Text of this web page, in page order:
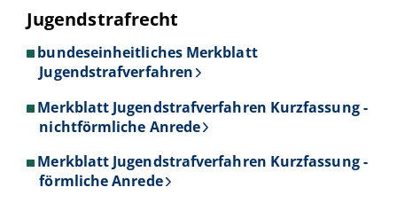
Seiten
Jugendstrafrecht
bundeseinheitliches Merkblatt
Jugendstrafverfahren
Merkblatt Jugendstrafverfahren Kurzfassung -
nichtförmliche Anrede
Merkblatt Jugendstrafverfahren Kurzfassung -
förmliche Anrede